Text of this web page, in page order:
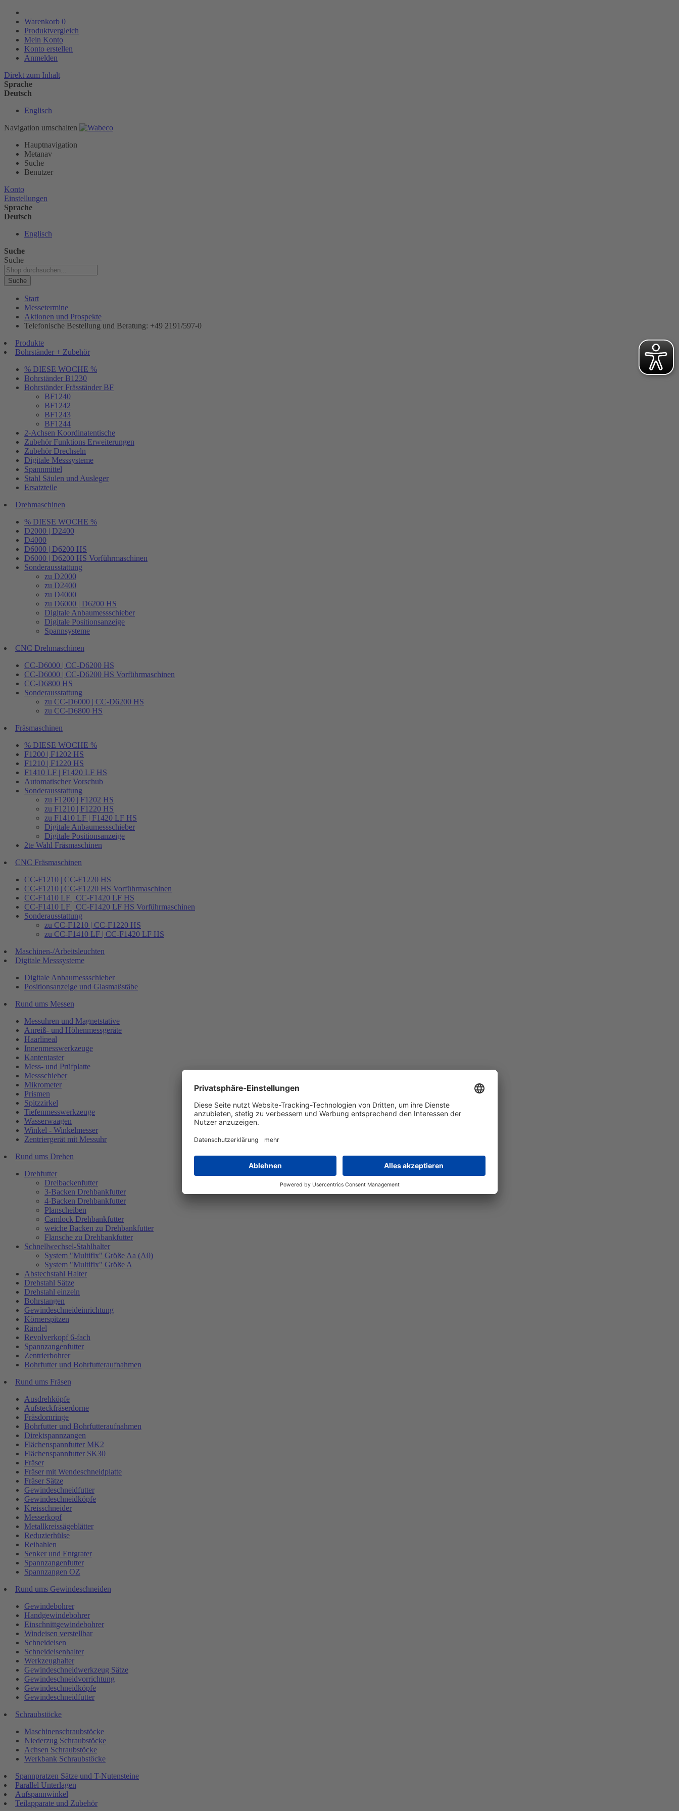
Warenkorb 0
Produktvergleich
Mein Konto
Konto erstellen
Anmelden
Direkt zum Inhalt
Sprache
Deutsch
Englisch
Navigation umschalten
Hauptnavigation
Metanav
Suche
Benutzer
Konto
Einstellungen
Sprache
Deutsch
Englisch
Suche
Suche
Suche
Start
Messetermine
Aktionen und Prospekte
Telefonische Bestellung und Beratung: +49 2191/597-0
Produkte
Bohrständer + Zubehör
% DIESE WOCHE %
Bohrständer B1230
Bohrständer Fräsständer BF
BF1240
BF1242
BF1243
BF1244
2-Achsen Koordinatentische
Zubehör Funktions Erweiterungen
Zubehör Drechseln
Digitale Messsysteme
Spannmittel
Stahl Säulen und Ausleger
Ersatzteile
Drehmaschinen
% DIESE WOCHE %
D2000 | D2400
D4000
D6000 | D6200 HS
D6000 | D6200 HS Vorführmaschinen
Sonderausstattung
zu D2000
zu D2400
zu D4000
zu D6000 | D6200 HS
Digitale Anbaumessschieber
Digitale Positionsanzeige
Spannsysteme
CNC Drehmaschinen
CC-D6000 | CC-D6200 HS
CC-D6000 | CC-D6200 HS Vorführmaschinen
CC-D6800 HS
Sonderausstattung
zu CC-D6000 | CC-D6200 HS
zu CC-D6800 HS
Fräsmaschinen
% DIESE WOCHE %
F1200 | F1202 HS
F1210 | F1220 HS
F1410 LF | F1420 LF HS
Automatischer Vorschub
Sonderausstattung
zu F1200 | F1202 HS
zu F1210 | F1220 HS
zu F1410 LF | F1420 LF HS
Digitale Anbaumessschieber
Digitale Positionsanzeige
2te Wahl Fräsmaschinen
CNC Fräsmaschinen
CC-F1210 | CC-F1220 HS
CC-F1210 | CC-F1220 HS Vorführmaschinen
CC-F1410 LF | CC-F1420 LF HS
CC-F1410 LF | CC-F1420 LF HS Vorführmaschinen
Sonderausstattung
zu CC-F1210 | CC-F1220 HS
zu CC-F1410 LF | CC-F1420 LF HS
Maschinen-/Arbeitsleuchten
Digitale Messsysteme
Digitale Anbaumessschieber
Positionsanzeige und Glasmaßstäbe
Rund ums Messen
Messuhren und Magnetstative
Anreiß- und Höhenmessgeräte
Haarlineal
Innenmesswerkzeuge
Kantentaster
Mess- und Prüfplatte
Messschieber
Mikrometer
Prismen
Spitzzirkel
Tiefenmesswerkzeuge
Wasserwaagen
Winkel - Winkelmesser
Zentriergerät mit Messuhr
Rund ums Drehen
Drehfutter
Dreibackenfutter
3-Backen Drehbankfutter
4-Backen Drehbankfutter
Planscheiben
Camlock Drehbankfutter
weiche Backen zu Drehbankfutter
Flansche zu Drehbankfutter
Schnellwechsel-Stahlhalter
System "Multifix" Größe Aa (A0)
System "Multifix" Größe A
Abstechstahl Halter
Drehstahl Sätze
Drehstahl einzeln
Bohrstangen
Gewindeschneideinrichtung
Körnerspitzen
Rändel
Revolverkopf 6-fach
Spannzangenfutter
Zentrierbohrer
Bohrfutter und Bohrfutteraufnahmen
Rund ums Fräsen
Ausdrehköpfe
Aufsteckfräserdorne
Fräsdornringe
Bohrfutter und Bohrfutteraufnahmen
Direktspannzangen
Flächenspannfutter MK2
Flächenspannfutter SK30
Fräser
Fräser mit Wendeschneidplatte
Fräser Sätze
Gewindeschneidfutter
Gewindeschneidköpfe
Kreisschneider
Messerkopf
Metallkreissägeblätter
Reduzierhülse
Reibahlen
Senker und Entgrater
Spannzangenfutter
Spannzangen OZ
Rund ums Gewindeschneiden
Gewindebohrer
Handgewindebohrer
Einschnittgewindebohrer
Windeisen verstellbar
Schneideisen
Schneideisenhalter
Werkzeughalter
Gewindeschneidwerkzeug Sätze
Gewindeschneidvorrichtung
Gewindeschneidköpfe
Gewindeschneidfutter
Schraubstöcke
Maschinenschraubstöcke
Niederzug Schraubstöcke
Achsen Schraubstöcke
Werkbank Schraubstöcke
Spannpratzen Sätze und T-Nutensteine
Parallel Unterlagen
Aufspannwinkel
Teilapparate und Zubehör